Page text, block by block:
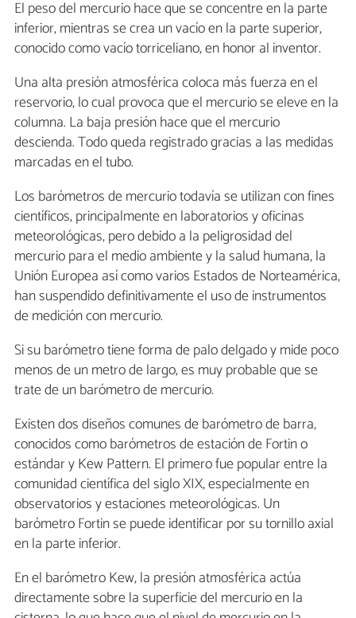
El peso del mercurio hace que se concentre en la parte
inferior, mientras se crea un vacío en la parte superior,
conocido como vacío torriceliano, en honor al inventor.
Una alta presión atmosférica coloca más fuerza en el
reservorio, lo cual provoca que el mercurio se eleve en la
columna. La baja presión hace que el mercurio
descienda. Todo queda registrado gracias a las medidas
marcadas en el tubo.
Los barómetros de mercurio todavía se utilizan con fines
científicos, principalmente en laboratorios y oficinas
meteorológicas, pero debido a la peligrosidad del
mercurio para el medio ambiente y la salud humana, la
Unión Europea así como varios Estados de Norteamérica,
han suspendido definitivamente el uso de instrumentos
de medición con mercurio.
Si su barómetro tiene forma de palo delgado y mide poco
menos de un metro de largo, es muy probable que se
trate de un barómetro de mercurio.
Existen dos diseños comunes de barómetro de barra,
conocidos como barómetros de estación de Fortin o
estándar y Kew Pattern. El primero fue popular entre la
comunidad científica del siglo XIX, especialmente en
observatorios y estaciones meteorológicas. Un
barómetro Fortin se puede identificar por su tornillo axial
en la parte inferior.
En el barómetro Kew, la presión atmosférica actúa
directamente sobre la superficie del mercurio en la